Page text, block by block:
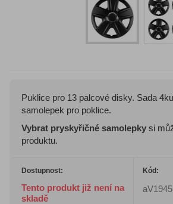
Puklice pro 13 palcové disky. Sada
samolepek pro poklice.
Vybrat pryskyřičné samolepky si
produktu.
Dostupnost:
Tento produkt již není na
skladě
Kód:
aV1945